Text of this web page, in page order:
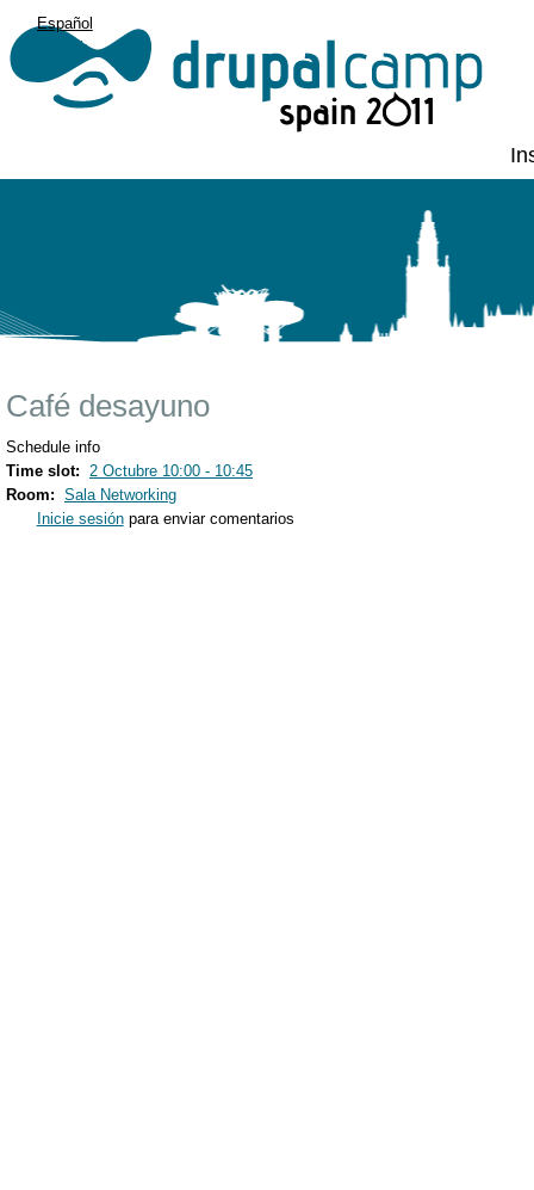
Español
English
Café desayuno
Schedule info
Time slot: 2 Octubre 10:00 - 10:45
Room: Sala Networking
Inicie sesiónpara enviar comentarios